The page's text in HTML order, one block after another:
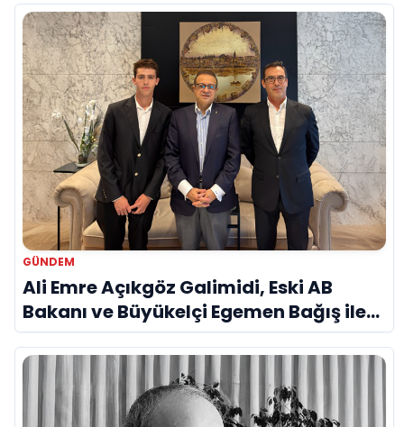
GÜNDEM
Ali Emre Açıkgöz Galimidi, Eski AB
Bakanı ve Büyükelçi Egemen Bağış ile
Bir Araya Geldi